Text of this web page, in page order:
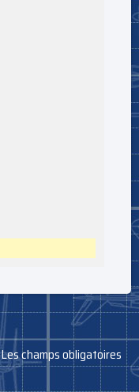
Les champs obligatoires